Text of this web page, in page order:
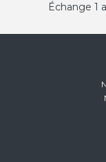
Échange 1